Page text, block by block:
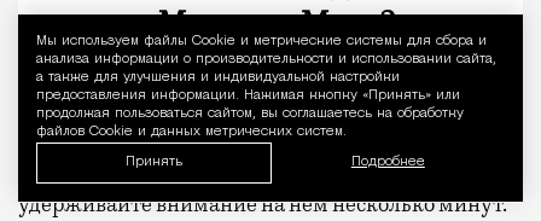
Уведомление
Мы используем файлы Сookie и метрические системы для сбора и
анализа информации о производительности и использовании сайта,
а также для улучшения и индивидуальной настройки
предоставления информации. Нажимая кнопку «Принять» или
продолжая пользоваться сайтом, вы соглашаетесь на обработку
файлов Cookie и данных метрических систем.
Принять Подробнее
перегружает. Так что именно это сочетание
помогает быстрее восстанавливаться после
умственного напряжения.
Для тренировки активного слушания по очереди
выбирайте один звук — птиц, воду, листву — и
удерживайте внимание на нем несколько минут.